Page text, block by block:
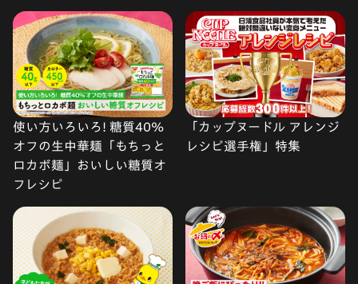
使い方いろいろ! 糖質40%
オフの生中華麺「もちっと
ロカボ麺」おいしい糖質オ
フレシピ
「カップヌードル アレンジ
レシピ選手権」特集